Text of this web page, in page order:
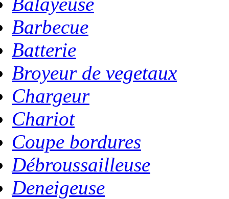
Barbecue
Batterie
Broyeur de vegetaux
Chargeur
Chariot
Coupe bordures
Débroussailleuse
Deneigeuse